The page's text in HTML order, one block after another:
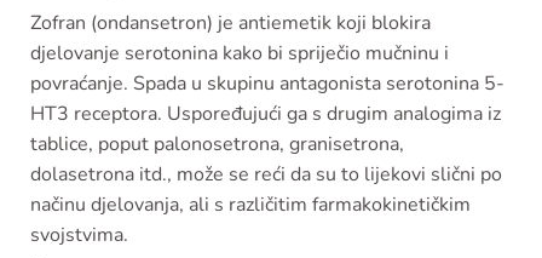
Zofran (ondansetron) je antiemetik koji blokira
djelovanje serotonina kako bi spriječio mučninu i
povraćanje. Spada u skupinu antagonista serotonina 5-
HT3 receptora. Uspoređujući ga s drugim analogima iz
tablice, poput palonosetrona, granisetrona,
dolasetrona itd., može se reći da su to lijekovi slični po
načinu djelovanja, ali s različitim farmakokinetičkim
svojstvima.